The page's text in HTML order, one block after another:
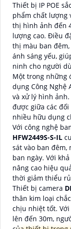
Thiết bị IP POE
phẩm chất lượng
thị hình ảnh đến
lượng cao. Điều
thị màu ban
ánh sáng yếu,
ninh cho người
Một trong những
dụng Công Nghệ
và xử lý hình
được giữa các
nhiều hữu dụng
Với công nghệ
HFW2449S-S-IL
sát vào ban
ban ngày. Với
nâng cao hiệu
thời giảm thiểu
Thiết bị camera
thân kim loại
chịu nhiệt tốt.
lên đến 30m,